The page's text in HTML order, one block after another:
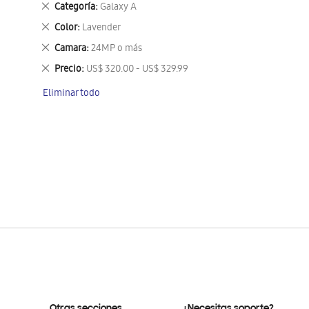
Categoría Galaxy A
Eliminar
este
artículo
Color Lavender
Eliminar
este
artículo
Camara 24MP o más
Eliminar
este
artículo
Precio US$ 320.00 - US$ 329.99
Eliminar
artículo
Eliminar todo